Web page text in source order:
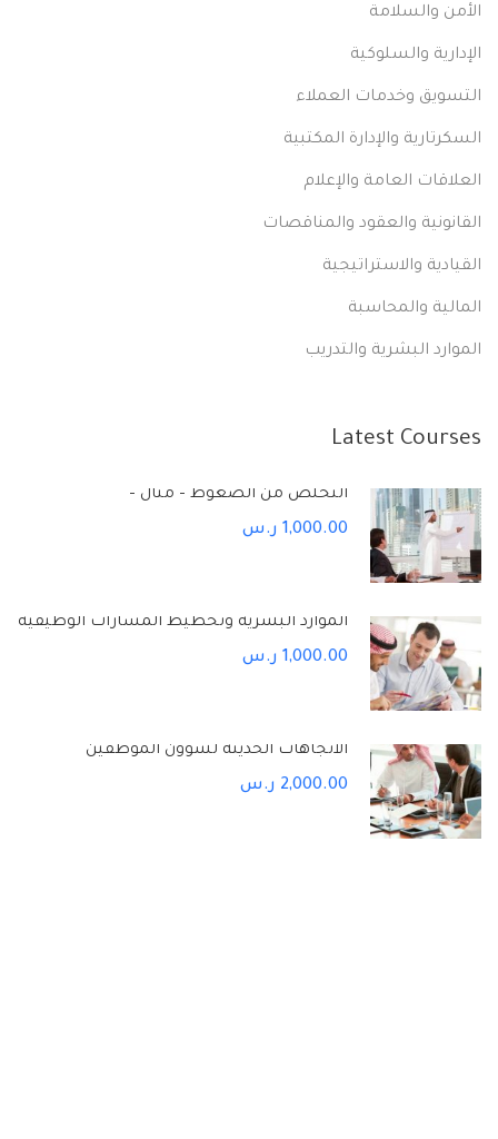
الأمن والسلامة
الإدارية والسلوكية
التسويق وخدمات العملاء
السكرتارية والإدارة المكتبية
العلاقات العامة والإعلام
القانونية والعقود والمناقصات
القيادية والاستراتيجية
المالية والمحاسبة
الموارد البشرية والتدريب
Latest Courses
التخلص من الضغوط – مثال –
1,000.00 ر.س
الموارد البشرية وتخطيط المسارات الوظيفية
1,000.00 ر.س
الاتجاهات الحديثة لشؤون الموظفين
2,000.00 ر.س